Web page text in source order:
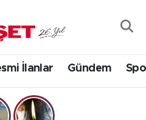
İlanlar Gündem